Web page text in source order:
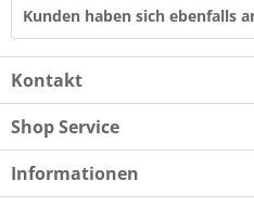
Kunden haben sich ebenfalls
Kontakt
Shop Service
Informationen